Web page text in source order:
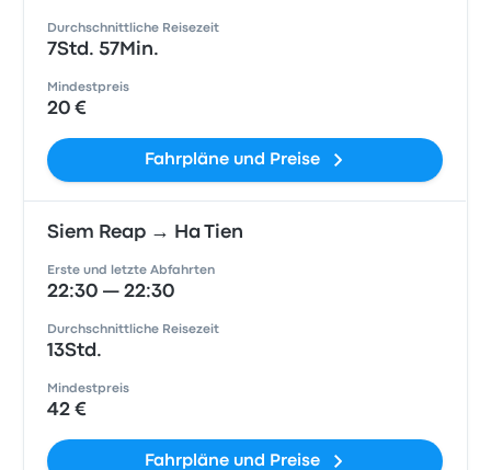
Durchschnittliche Reisezeit
7Std. 57Min.
Mindestpreis
20 €
Fahrpläne und Preise
Siem Reap → Ha Tien
Erste und letzte Abfahrten
22:30 — 22:30
Durchschnittliche Reisezeit
13Std.
Mindestpreis
42 €
Fahrpläne und Preise